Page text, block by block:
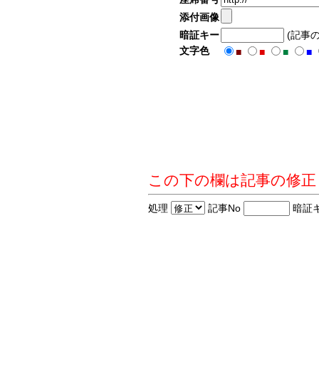
添付画像
暗証キー
(記事
文字色
■ ■ ■ ■
この下の欄は記事の修
処理 記事No 暗証